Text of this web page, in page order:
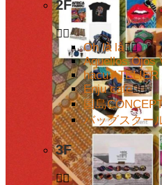
2F
Oh là là
Aquellos Ojos
hacu ATELIER
Enju cafe
国島
バッグスクー
3F